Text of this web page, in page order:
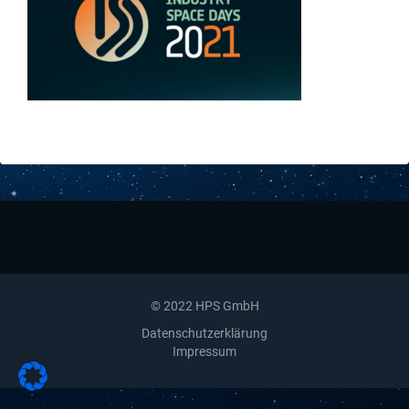
Downloads
© 2022 HPS GmbH
Datenschutzerklärung
Impressum